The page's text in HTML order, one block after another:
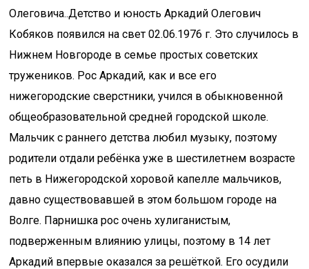
Олеговича..Детство и юность Аркадий Олегович
Кобяков появился на свет 02.06.1976 г. Это случилось в
Нижнем Новгороде в семье простых советских
тружеников. Рос Аркадий, как и все его
нижегородские сверстники, учился в обыкновенной
общеобразовательной средней городской школе.
Мальчик с раннего детства любил музыку, поэтому
родители отдали ребёнка уже в шестилетнем возрасте
петь в Нижегородской хоровой капелле мальчиков,
давно существовавшей в этом большом городе на
Волге. Парнишка рос очень хулиганистым,
подверженным влиянию улицы, поэтому в 14 лет
Аркадий впервые оказался за решёткой. Его осудили